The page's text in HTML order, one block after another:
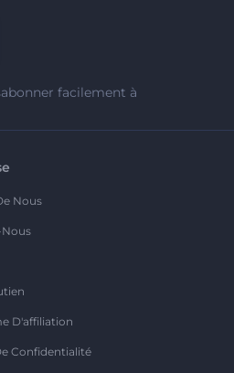
facilement à
Nous
D'affiliation
Confidentialité